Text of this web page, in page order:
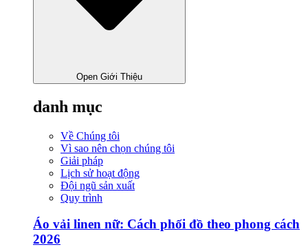
Open Giới Thiệu
danh mục
Về Chúng tôi
Vì sao nên chọn chúng tôi
Giải pháp
Lịch sử hoạt động
Đội ngũ sản xuất
Quy trình
Áo vải linen nữ: Cách phối đồ theo phong cách
2026